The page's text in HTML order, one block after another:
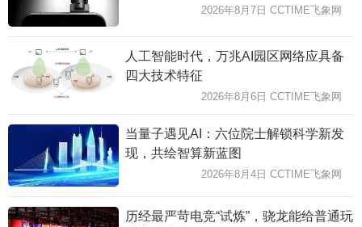
2026年8月7日 CCTIME飞象网
人工智能时代，万兆AI园区网络应具备
四大技术特征
2026年8月6日 CCTIME飞象网
当量子遇见AI：六位院士解锁科学新发
现，共绘智算新蓝图
2026年8月4日 CCTIME飞象网
历经最严苛电竞“试炼”，骁龙能给普通玩